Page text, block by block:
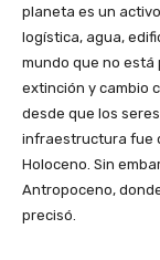
planeta es un
logística, agua,
mundo que no
extinción y cambio
desde que los
infraestructura fue
Holoceno. Sin
Antropoceno,
precisó.